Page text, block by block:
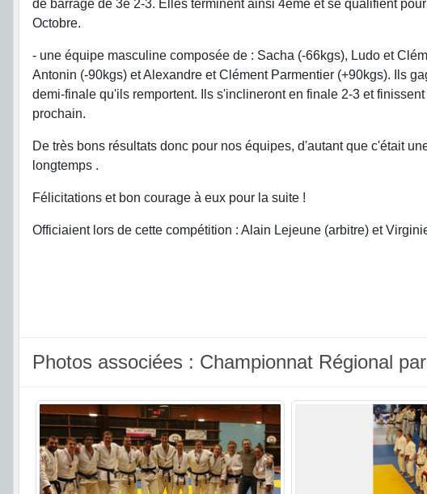
de barrage de 3e 2-3. Elles terminent ainsi 4ème et se qualifient
Octobre.
- une équipe masculine composée de : Sacha (-66kgs), Ludo et
Antonin (-90kgs) et Alexandre et Clément Parmentier (+90kgs). Ils
demi-finale qu'ils remportent. Ils s'inclineront en finale 2-3 et
prochain.
De très bons résultats donc pour nos équipes, d'autant que c'était
longtemps .
Félicitations et bon courage à eux pour la suite !
Officiaient lors de cette compétition : Alain Lejeune (arbitre) et
Photos associées : Championnat Régional